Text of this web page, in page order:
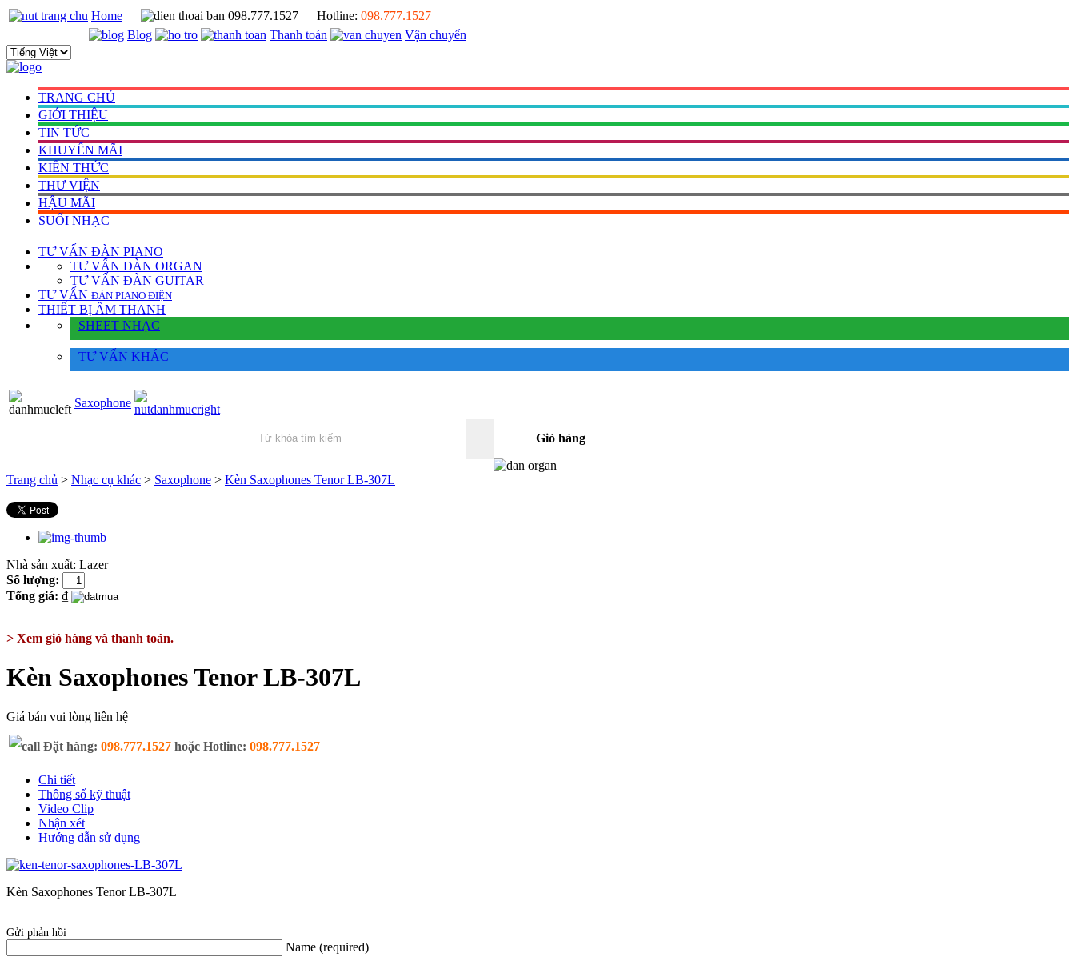
Home 098.777.1527 Hotline: 098.777.1527
Blog
Thanh toán Vận chuyển
TRANG CHỦ
GIỚI THIỆU
TIN TỨC
KHUYẾN MÃI
KIẾN THỨC
THƯ VIỆN
HẬU MÃI
SUỐI NHẠC
TƯ VẤN ĐÀN PIANO
TƯ VẤN ÐÀN ORGAN
TƯ VẤN ÐÀN GUITAR
TƯ VẤN ÐÀN PIANO ÐIỆN
THIẾT BỊ ÂM THANH
SHEET NHẠC
TƯ VẤN KHÁC
Saxophone
Giỏ hàng
Trang chủ > Nhạc cụ khác > Saxophone > Kèn Saxophones Tenor LB-307L
Nhà sản xuất: Lazer
Số lượng:
Tổng giá: ₫
> Xem giỏ hàng và thanh toán.
Kèn Saxophones Tenor LB-307L
Giá bán vui lòng liên hệ
Đặt hàng: 098.777.1527 hoặc Hotline: 098.777.1527
Chi tiết
Thông số kỹ thuật
Video Clip
Nhận xét
Hướng dẫn sử dụng
Kèn Saxophones Tenor LB-307L
Gửi phản hồi
Name (required)